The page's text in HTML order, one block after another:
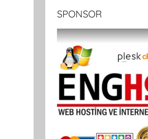
SPONSOR